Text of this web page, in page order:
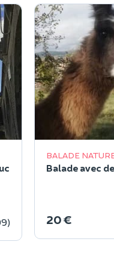
BALADE
Balade avec
20 €